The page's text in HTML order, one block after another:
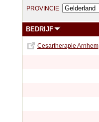
PROVINCIE
BEDRIJF
Cesartherapie Arnhem